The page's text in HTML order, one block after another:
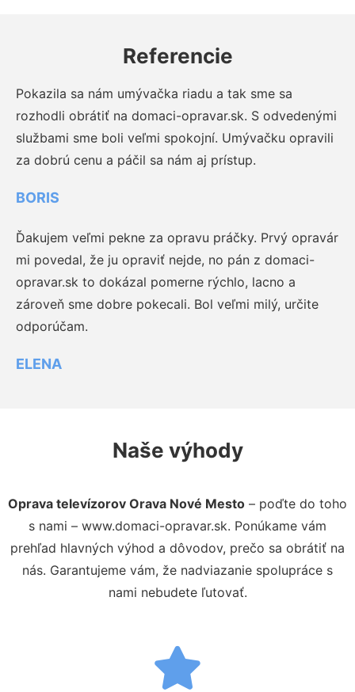
Referencie
Pokazila sa nám umývačka riadu a tak sme sa
rozhodli obrátiť na domaci-opravar.sk. S odvedenými
službami sme boli veľmi spokojní. Umývačku opravili
za dobrú cenu a páčil sa nám aj prístup.
BORIS
Ďakujem veľmi pekne za opravu práčky. Prvý opravár
mi povedal, že ju opraviť nejde, no pán z domaci-
opravar.sk to dokázal pomerne rýchlo, lacno a
zároveň sme dobre pokecali. Bol veľmi milý, určite
odporúčam.
ELENA
Naše výhody
Oprava televízorov Orava Nové Mesto – poďte do toho
s nami – www.domaci-opravar.sk. Ponúkame vám
prehľad hlavných výhod a dôvodov, prečo sa obrátiť na
nás. Garantujeme vám, že nadviazanie spolupráce s
nami nebudete ľutovať.